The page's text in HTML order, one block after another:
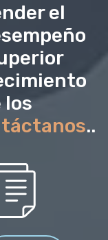
el
los
..